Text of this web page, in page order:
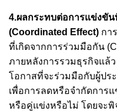
4.ผลกระทบต่อการแข่งขั
(Coordinated Effect) กา
ที่เกิดจากการร่วมมือกัน
ภายหลังการรวมธุรกิจแล้
โอกาสที่จะร่วมมือกับผู้ปร
เพื่อการลดหรือจำกัดการ
หรือคู่แข่งหรือไม่ โดยจะ